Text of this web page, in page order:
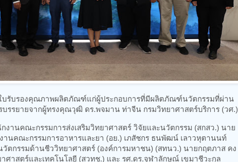
รับรองคุณภาพผลิตภัณฑ์แก่ผู้ประกอบการที่มีผลิตภัณฑ์นวัตกรรมที่ผ่าน
รรยายจากผู้ทรงคุณวุฒิ ดร.พจมาน ท่าจีน กรมวิทยาศาสตร์บริการ (วศ.)
งานคณะกรรมการส่งเสริมวิทยาศาสตร์ วิจัยและนวัตกรรม (สกสว.) นาย
นคณะกรรมการอาหารและยา (อย.) เภสัชกร ธนพัฒน์ เลาวหุตานนท์
วัตกรรมด้านชีววิทยาศาสตร์ (องค์การมหาชน) (สทนว.) นายกฤตภาส คง
าสตร์และเทคโนโลยี (สวทช.) และ รศ.ดร.จุฬาลักษณ์ เขมาชีวะกุล